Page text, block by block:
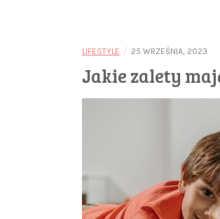
LIFESTYLE / 25 WRZEŚNIA, 2023
Jakie zalety